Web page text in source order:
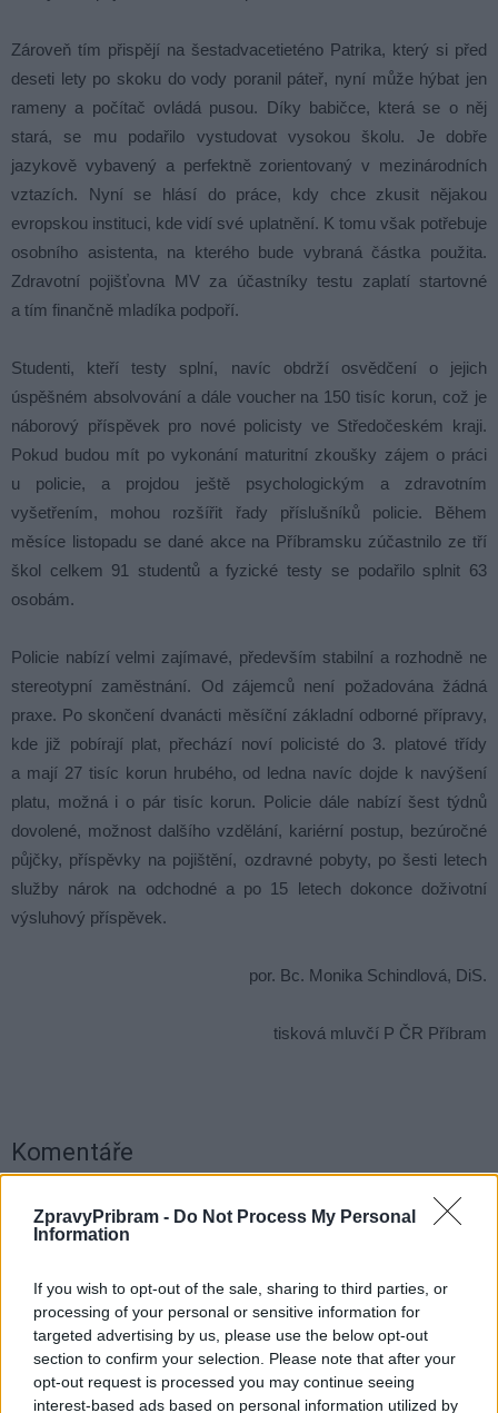
ZpravyPribram - Do Not Process My Personal
Information
If you wish to opt-out of the sale, sharing to third parties, or
processing of your personal or sensitive information for
targeted advertising by us, please use the below opt-out
section to confirm your selection. Please note that after your
opt-out request is processed you may continue seeing
interest-based ads based on personal information utilized by
Zároveň tím přispějí na šestadvacetieténo Patrika, který si před
deseti lety po skoku do vody poranil páteř, nyní může hýbat jen
rameny a počítač ovládá pusou. Díky babičce, která se o něj
stará, se mu podařilo vystudovat vysokou školu. Je dobře
jazykově vybavený a perfektně zorientovaný v mezinárodních
vztazích. Nyní se hlásí do práce, kdy chce zkusit nějakou
evropskou instituci, kde vidí své uplatnění. K tomu však potřebuje
osobního asistenta, na kterého bude vybraná částka použita.
Zdravotní pojišťovna MV za účastníky testu zaplatí startovné
a tím finančně mladíka podpoří.
Studenti, kteří testy splní, navíc obdrží osvědčení o jejich
úspěšném absolvování a dále voucher na 150 tisíc korun, což je
náborový příspěvek pro nové policisty ve Středočeském kraji.
Pokud budou mít po vykonání maturitní zkoušky zájem o práci
u policie, a projdou ještě psychologickým a zdravotním
vyšetřením, mohou rozšířit řady příslušníků policie. Během
měsíce listopadu se dané akce na Příbramsku zúčastnilo ze tří
škol celkem 91 studentů a fyzické testy se podařilo splnit 63
osobám.
Policie nabízí velmi zajímavé, především stabilní a rozhodně ne
stereotypní zaměstnání. Od zájemců není požadována žádná
praxe. Po skončení dvanácti měsíční základní odborné přípravy,
kde již pobírají plat, přechází noví policisté do 3. platové třídy
a mají 27 tisíc korun hrubého, od ledna navíc dojde k navýšení
platu, možná i o pár tisíc korun. Policie dále nabízí šest týdnů
dovolené, možnost dalšího vzdělání, kariérní postup, bezúročné
půjčky, příspěvky na pojištění, ozdravné pobyty, po šesti letech
služby nárok na odchodné a po 15 letech dokonce doživotní
výsluhový příspěvek.
por. Bc. Monika Schindlová, DiS.
tisková mluvčí P ČR Příbram
Komentáře
Střední Čechy
studenti testy